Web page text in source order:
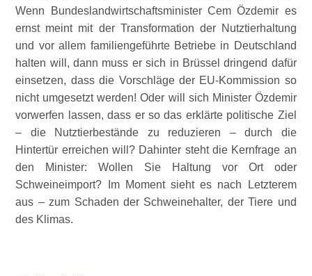
Wenn Bundeslandwirtschaftsminister Cem Özdemir es
ernst meint mit der Transformation der Nutztierhaltung
und vor allem familiengeführte Betriebe in Deutschland
halten will, dann muss er sich in Brüssel dringend dafür
einsetzen, dass die Vorschläge der EU-Kommission so
nicht umgesetzt werden! Oder will sich Minister Özdemir
vorwerfen lassen, dass er so das erklärte politische Ziel
– die Nutztierbestände zu reduzieren – durch die
Hintertür erreichen will? Dahinter steht die Kernfrage an
den Minister: Wollen Sie Haltung vor Ort oder
Schweineimport? Im Moment sieht es nach Letzterem
aus – zum Schaden der Schweinehalter, der Tiere und
des Klimas.